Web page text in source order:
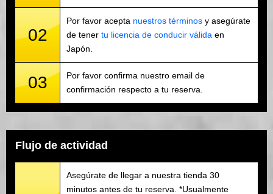
02
Por favor acepta nuestros términos y asegúrate
de tener tu licencia de conducir válida en
Japón.
03
Por favor confirma nuestro email de
confirmación respecto a tu reserva.
Flujo de actividad
Asegúrate de llegar a nuestra tienda 30
minutos antes de tu reserva. *Usualmente